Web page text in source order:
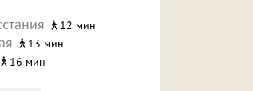
12 мин
13 мин
16 мин